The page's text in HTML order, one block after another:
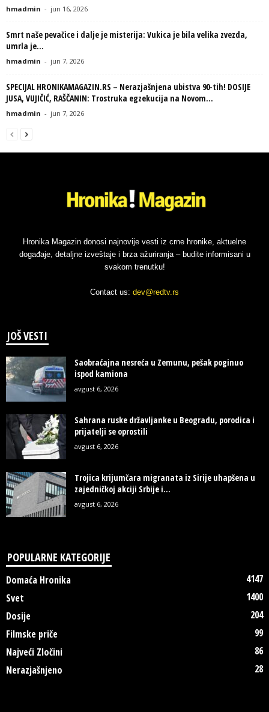
hmadmin - jun 16, 2026
Smrt naše pevačice i dalje je misterija: Vukica je bila velika zvezda,
umrla je...
hmadmin - jun 7, 2026
SPECIJAL HRONIKAMAGAZIN.RS – Nerazjašnjena ubistva 90-tih! DOSIJE
JUSA, VUJIČIĆ, RAŠČANIN: Trostruka egzekucija na Novom...
hmadmin - jun 7, 2026
Hronika Magazin donosi najnovije vesti iz crne hronike, aktuelne
događaje, detaljne izveštaje i brza ažuriranja – budite informisani u
svakom trenutku!
Contact us: dev@redtv.rs
JOŠ VESTI
Saobraćajna nesreća u Zemunu, pešak poginuo
ispod kamiona
avgust 6, 2026
Sahrana ruske državljanke u Beogradu, porodica i
prijatelji se oprostili
avgust 6, 2026
Trojica krijumčara migranata iz Sirije uhapšena u
zajedničkoj akciji Srbije i...
avgust 6, 2026
POPULARNE KATEGORIJE
Domaća Hronika
4147
Svet
1400
Dosije
204
Filmske priče
99
Najveći Zločini
86
Nerazjašnjeno
28